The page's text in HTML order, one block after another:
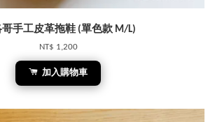
哥手工皮革拖鞋 (單色款 M/L)
NT$ 1,200
加入購物車